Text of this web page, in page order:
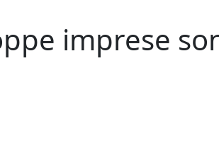
imprese